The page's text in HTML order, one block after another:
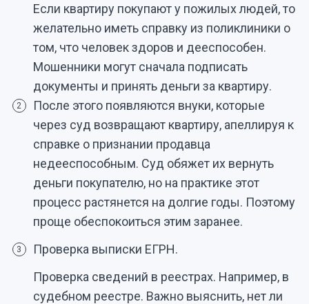
2
Если квартиру покупают у пожилых людей, то
желательно иметь справку из поликлиники о
том, что человек здоров и дееспособен.
Мошенники могут сначала подписать
документы и принять деньги за квартиру.
После этого появляются внуки, которые
через суд возвращают квартиру, апеллируя к
справке о признании продавца
недееспособным. Суд обяжет их вернуть
деньги покупателю, но на практике этот
процесс растянется на долгие годы. Поэтому
проще обеспокоиться этим заранее.
3 Проверка выписки ЕГРН.
Проверка сведений в реестрах. Например, в
судебном реестре. Важно выяснить, нет ли